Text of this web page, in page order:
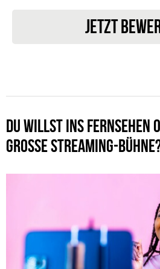
JETZT
DU WILLST INS FERNSEHEN
GROSSE STREAMING-BÜHNE?